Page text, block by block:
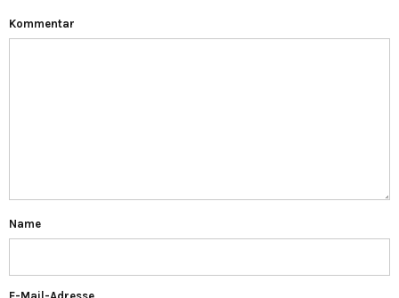
Kommentar
Name